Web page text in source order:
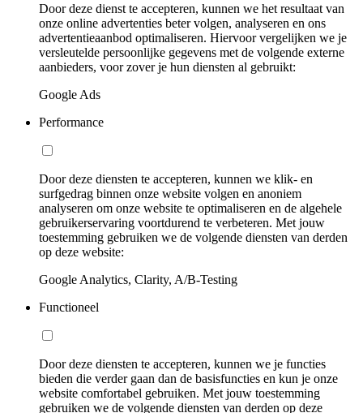
Door deze dienst te accepteren, kunnen we het resultaat van
onze online advertenties beter volgen, analyseren en ons
advertentieaanbod optimaliseren. Hiervoor vergelijken we je
versleutelde persoonlijke gegevens met de volgende externe
aanbieders, voor zover je hun diensten al gebruikt:
Google Ads
Performance
Door deze diensten te accepteren, kunnen we klik- en
surfgedrag binnen onze website volgen en anoniem
analyseren om onze website te optimaliseren en de algehele
gebruikerservaring voortdurend te verbeteren. Met jouw
toestemming gebruiken we de volgende diensten van derden
op deze website:
Google Analytics, Clarity, A/B-Testing
Functioneel
Door deze diensten te accepteren, kunnen we je functies
bieden die verder gaan dan de basisfuncties en kun je onze
website comfortabel gebruiken. Met jouw toestemming
gebruiken we de volgende diensten van derden op deze